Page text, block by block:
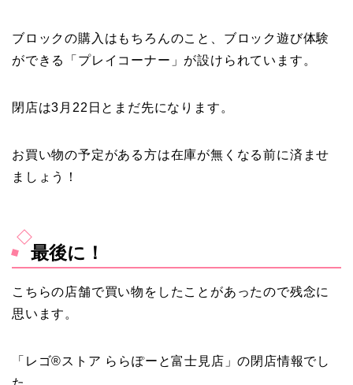
ブロックの購入はもちろんのこと、ブロック遊び体験
ができる「プレイコーナー」が設けられています。
閉店は3月22日とまだ先になります。
お買い物の予定がある方は在庫が無くなる前に済ませ
ましょう！
最後に！
こちらの店舗で買い物をしたことがあったので残念に
思います。
「レゴ®ストア ららぽーと富士見店」の閉店情報でし